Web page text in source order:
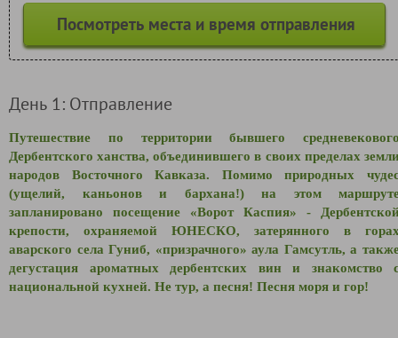
Посмотреть места и время отправления
День 1: Отправление
Путешествие по территории бывшего
Дербентского ханства, объединившего в своих пределах
народов Восточного Кавказа. Помимо природных
(ущелий, каньонов и бархана!) на этом
запланировано посещение «Ворот Каспия» -
крепости, охраняемой ЮНЕСКО, затерянного в
аварского села Гуниб, «призрачного» аула Гамсутль, а
дегустация ароматных дербентских вин и знакомство
национальной кухней. Не тур, а песня! Песня моря и гор!